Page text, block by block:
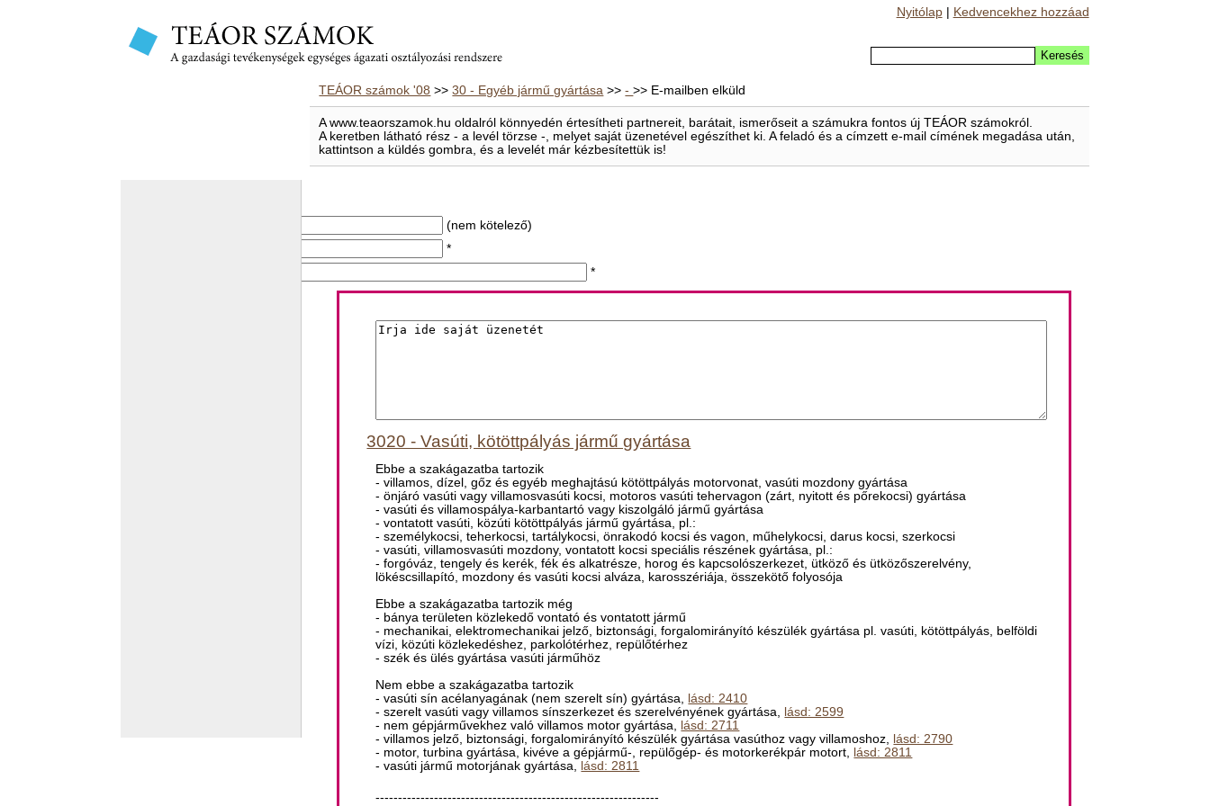
Nyitólap| Kedvencekhez hozzáad
TEÁOR számok '08 >>30 - Egyéb jármű gyártása >>->> E-mailben elküld
A www.teaorszamok.hu oldalról könnyedén értesítheti partnereit, barátait, ismerőseit a számukra fontos új TEÁOR számokról.
A keretben látható rész - a levél törzse -, melyet saját üzenetével egészíthet ki. A feladó és a címzett e-mail címének megadása után,
kattintson a küldés gombra, és a levelét már kézbesítettük is!
(nem kötelező)
*
*
3020 - Vasúti, kötöttpályás jármű gyártása
Ebbe a szakágazatba tartozik
- villamos, dízel, gőz és egyéb meghajtású kötöttpályás motorvonat, vasúti mozdony gyártása
- önjáró vasúti vagy villamosvasúti kocsi, motoros vasúti tehervagon (zárt, nyitott és pőrekocsi) gyártása
- vasúti és villamospálya-karbantartó vagy kiszolgáló jármű gyártása
- vontatott vasúti, közúti kötöttpályás jármű gyártása, pl.:
- személykocsi, teherkocsi, tartálykocsi, önrakodó kocsi és vagon, műhelykocsi, darus kocsi, szerkocsi
- vasúti, villamosvasúti mozdony, vontatott kocsi speciális részének gyártása, pl.:
- forgóváz, tengely és kerék, fék és alkatrésze, horog és kapcsolószerkezet, ütköző és ütközőszerelvény,
lökéscsillapító, mozdony és vasúti kocsi alváza, karosszériája, összekötő folyosója
Ebbe a szakágazatba tartozik még
- bánya területen közlekedő vontató és vontatott jármű
- mechanikai, elektromechanikai jelző, biztonsági, forgalomirányító készülék gyártása pl. vasúti, kötöttpályás, belföldi
vízi, közúti közlekedéshez, parkolótérhez, repülőtérhez
- szék és ülés gyártása vasúti járműhöz
Nem ebbe a szakágazatba tartozik
- vasúti sín acélanyagának (nem szerelt sín) gyártása, lásd: 2410
- szerelt vasúti vagy villamos sínszerkezet és szerelvényének gyártása, lásd: 2599
- nem gépjárművekhez való villamos motor gyártása, lásd: 2711
- villamos jelző, biztonsági, forgalomirányító készülék gyártása vasúthoz vagy villamoshoz, lásd: 2790
- motor, turbina gyártása, kivéve a gépjármű-, repülőgép- és motorkerékpár motort, lásd: 2811
- vasúti jármű motorjának gyártása, lásd: 2811
---------------------------------------------------------------